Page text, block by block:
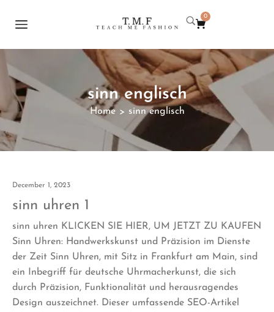
0
sinn englisch
Home > sinn englisch
December 1, 2023
sinn uhren 1
sinn uhren KLICKEN SIE HIER, UM JETZT ZU KAUFEN
Sinn Uhren: Handwerkskunst und Präzision im Dienste
der Zeit Sinn Uhren, mit Sitz in Frankfurt am Main, sind
ein Inbegriff für deutsche Uhrmacherkunst, die sich
durch Präzision, Funktionalität und herausragendes
Design auszeichnet. Dieser umfassende SEO-Artikel